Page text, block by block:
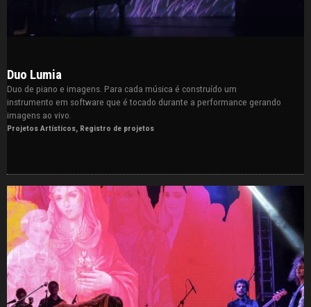
Duo Lumia
Duo de piano e imagens. Para cada música é construído um
instrumento em software que é tocado durante a performance gerando
imagens ao vivo.
Projetos Artísticos, Registro de projetos